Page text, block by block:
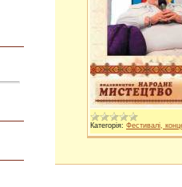
Категорія: Фестивалі,